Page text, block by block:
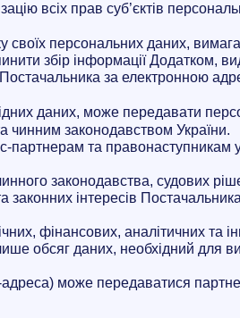
всіх прав суб’єктів
персональних даних,
збір інформації Додатком,
за електронною
даних, може передавати
чинним законодавством України.
та правонаступникам у
законодавства, судових
інтересів
фінансових, аналітичних та
обсяг даних, необхідний для
адреса) може передаватися